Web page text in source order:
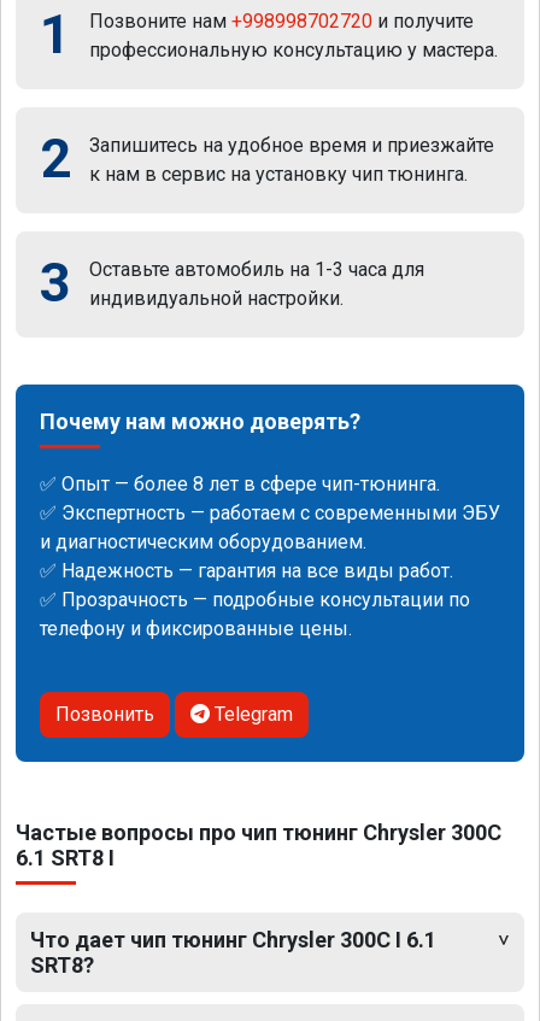
1 Позвоните нам +998998702720 и получите
профессиональную консультацию у мастера.
2
Запишитесь на удобное время и приезжайте
к нам в сервис на установку чип тюнинга.
3
Оставьте автомобиль на 1-3 часа для
индивидуальной настройки.
Почему нам можно доверять?
✅ Опыт — более 8 лет в сфере чип-тюнинга.
✅ Экспертность — работаем с современными ЭБУ
и диагностическим оборудованием.
✅ Надежность — гарантия на все виды работ.
✅ Прозрачность — подробные консультации по
телефону и фиксированные цены.
Позвонить Telegram
Частые вопросы про чип тюнинг Chrysler 300C
6.1 SRT8 I
Что дает чип тюнинг Chrysler 300C I 6.1
SRT8?